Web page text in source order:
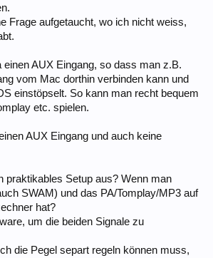
Frage aufgetaucht, wo ich nicht weiss,
einen AUX Eingang, so dass man z.B.
vom Mac dorthin verbinden kann und
einstöpselt. So kann man recht bequem
etc. spielen.
AUX Eingang und auch keine
praktikables Setup aus? Wenn man
SWAM) und das PA/Tomplay/MP3 auf
hat?
um die beiden Signale zu
die Pegel separt regeln können muss,